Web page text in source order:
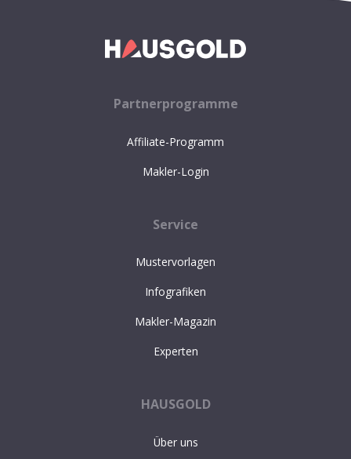
Partnerprogramme
Affiliate-Programm
Makler-Login
Service
Mustervorlagen
Infografiken
Makler-Magazin
Experten
HAUSGOLD
Über uns